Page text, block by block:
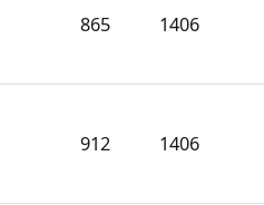
865 1406
912 1406